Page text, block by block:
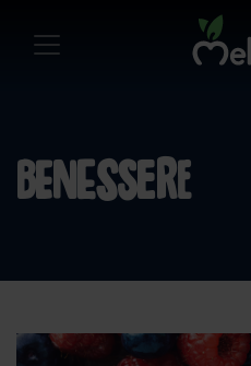
benessere